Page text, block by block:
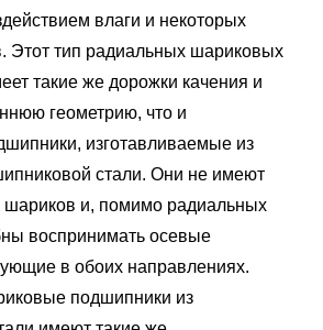
влаги и некоторых
Этот тип радиальных шариковых
такие же дорожки качения и
геометрию, что и
изготавливаемые из
стали. Они не имеют
шариков и, помимо радиальных
воспринимать осевые
в обоих направлениях.
подшипники из